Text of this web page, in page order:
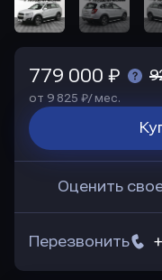
779 000 ₽
от 9 825 ₽/ мес.
Оценить
Перезвонить